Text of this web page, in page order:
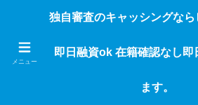
独自審査のフリーローンならビスタなら24時間
な入用があっても安心！融資率97％！仕事をし
日返済の１ヶ月融資で借りられ
独自審査のキャッシングならビ
メニュー
独自審査のキャッシングな
即日融資ok 在籍確認なし即
ます。